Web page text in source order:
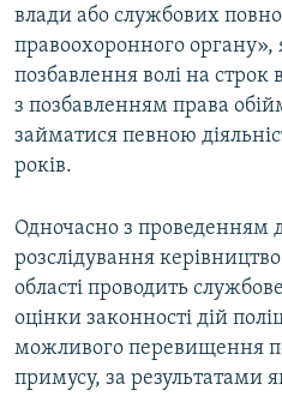
влади або службових
правоохоронного органу»,
позбавлення волі на строк
з позбавленням права
займатися певною
років.
Одночасно з проведенням
розслідування
області проводить
оцінки законності дій
можливого перевищення
примусу, за результатами